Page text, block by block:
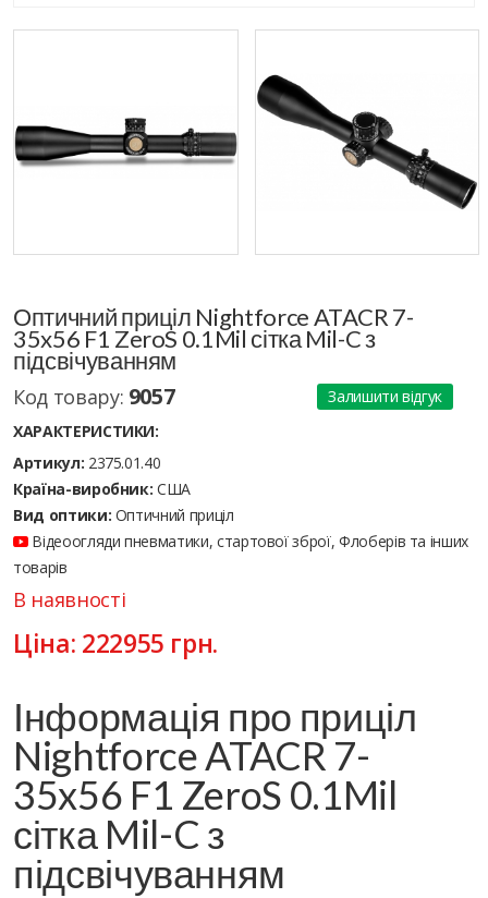
Оптичний приціл Nightforce ATACR 7-
35x56 F1 ZeroS 0.1Mil сітка Mil-C з
підсвічуванням
Код товару: 9057
Залишити відгук
ХАРАКТЕРИСТИКИ:
Артикул: 2375.01.40
Країна-виробник: США
Вид оптики: Оптичний приціл
Відеоогляди пневматики, стартової зброї, Флоберів та інших
товарів
В наявності
Ціна: 222955 грн.
Інформація про приціл
Nightforce ATACR 7-
35x56 F1 ZeroS 0.1Mil
сітка Mil-C з
підсвічуванням